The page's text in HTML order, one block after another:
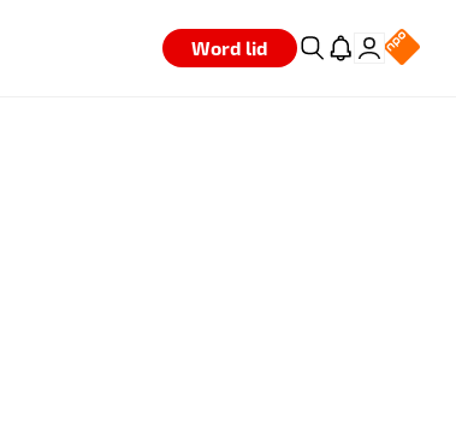
Word lid